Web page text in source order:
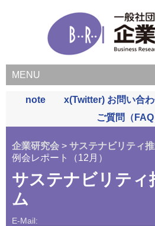
MENU
note x(Twitter) お問い合
ご質問（FAQ
企業研究会 > サステナビリティ
例会レポート（12月）
サステナビリティ
ム
E-Mail: